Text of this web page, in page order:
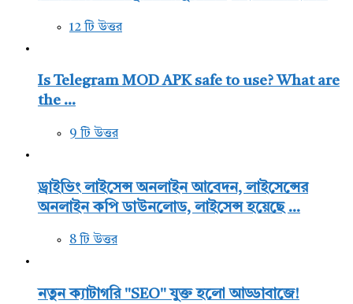
12 টি উত্তর
Is Telegram MOD APK safe to use? What are
the ...
9 টি উত্তর
ড্রাইভিং লাইসেন্স অনলাইন আবেদন, লাইসেন্সের
অনলাইন কপি ডাউনলোড, লাইসেন্স হয়েছে ...
8 টি উত্তর
নতুন ক্যাটাগরি "SEO" যুক্ত হলো আড্ডাবাজে!